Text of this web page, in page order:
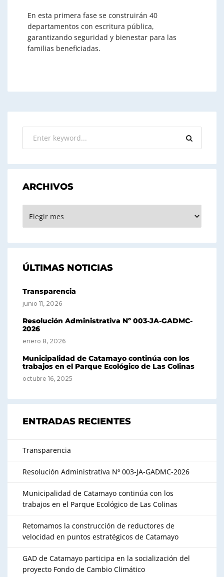
En esta primera fase se construirán 40
departamentos con escritura pública,
garantizando seguridad y bienestar para las
familias beneficiadas.
ARCHIVOS
ÚLTIMAS NOTICIAS
Transparencia
junio 11, 2026
Resolución Administrativa Nº 003-JA-GADMC-
2026
enero 8, 2026
Municipalidad de Catamayo continúa con los
trabajos en el Parque Ecológico de Las Colinas
octubre 16, 2025
ENTRADAS RECIENTES
Transparencia
Resolución Administrativa Nº 003-JA-GADMC-2026
Municipalidad de Catamayo continúa con los
trabajos en el Parque Ecológico de Las Colinas
Retomamos la construcción de reductores de
velocidad en puntos estratégicos de Catamayo
GAD de Catamayo participa en la socialización del
proyecto Fondo de Cambio Climático